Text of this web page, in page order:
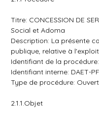
Titre: CONCESSION DE
Social et Adoma
Description: La présente
publique, relative à
Identifiant de la
Identifiant interne: DAET-
Type de procédure:
2.1.1.Objet